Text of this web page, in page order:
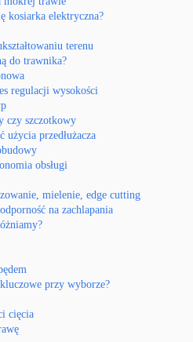
kosiarka elektryczna?
terenu
do trawnika?
regulacji wysokości
czy szczotkowy
użycia przedłużacza
obsługi
mielenie, edge cutting
na zachlapania
przy wyborze?
cięcia